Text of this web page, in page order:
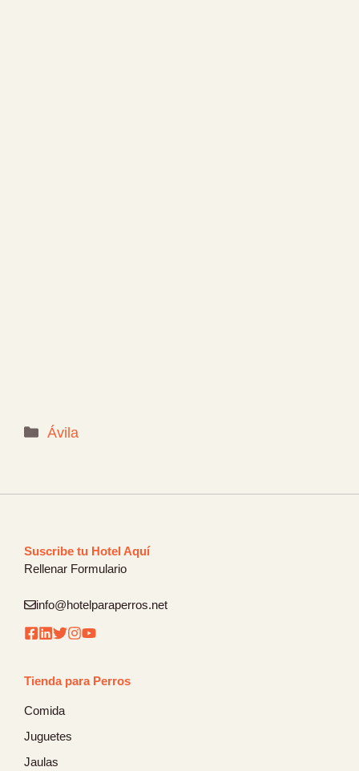
Categorías
Ávila
Suscribe tu Hotel Aquí
Rellenar Formulario
info@hotelparaperros.net
Tienda para Perros
Comida
Juguetes
Jaulas